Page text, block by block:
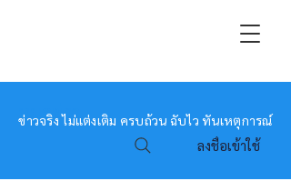
หมอข่าว
ข่าวจริง ไม่แต่งเติม ครบถ้วน ฉับไว ทันเหตุการณ์
ลงชื่อเข้าใช้